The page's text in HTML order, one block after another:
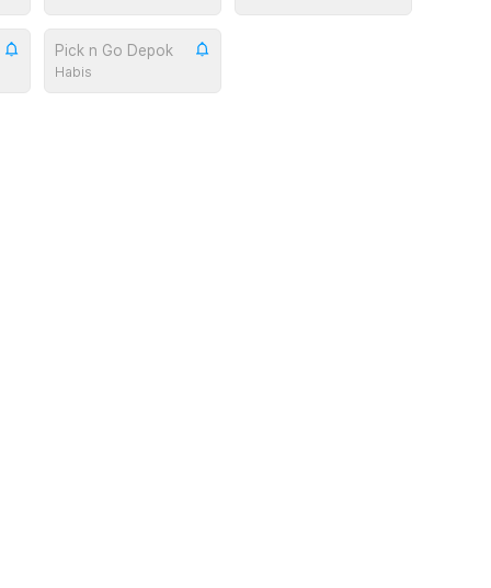
Pick n Go Depok
Habis